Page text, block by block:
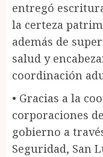
entregó
la certeza
además de
salud y
coordinación
•⁠ ⁠Gracias a la
corporaciones
gobierno a
Seguridad, San